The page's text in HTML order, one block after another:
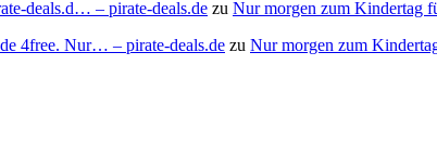
deals.d… – pirate-deals.de zu Nur morgen zum Kindertag
4free. Nur… – pirate-deals.de zu Nur morgen zum